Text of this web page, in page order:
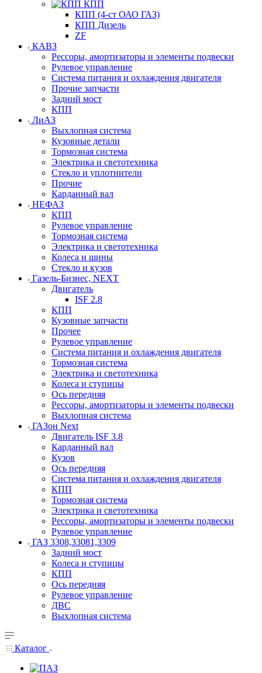
КПП
КПП (4-ст ОАО ГАЗ)
КПП Дизель
ZF
КАВЗ
Рессоры, амортизаторы и элементы подвески
Рулевое управление
Система питания и охлаждения двигателя
Прочие запчасти
Задний мост
КПП
ЛиАЗ
Выхлопная система
Кузовные детали
Тормозная система
Электрика и светотехника
Стекло и уплотнители
Прочие
Карданный вал
НЕФАЗ
КПП
Рулевое управление
Тормозная система
Электрика и светотехника
Колеса и шины
Стекло и кузов
Газель-Бизнес, NEXT
Двигатель
ISF 2.8
КПП
Кузовные запчасти
Прочее
Рулевое управление
Система питания и охлаждения двигателя
Тормозная система
Электрика и светотехника
Колеса и ступицы
Ось передняя
Рессоры, амортизаторы и элементы подвески
Выхлопная система
ГАЗон Next
Двигатель ISF 3.8
Карданный вал
Кузов
Ось передняя
Система питания и охлаждения двигателя
КПП
Тормозная система
Электрика и светотехника
Рессоры, амортизаторы и элементы подвески
Рулевое управление
ГАЗ 3308,33081,3309
Задний мост
Колеса и ступицы
КПП
Ось передняя
Рулевое управление
ДВС
Выхлопная система
Каталог